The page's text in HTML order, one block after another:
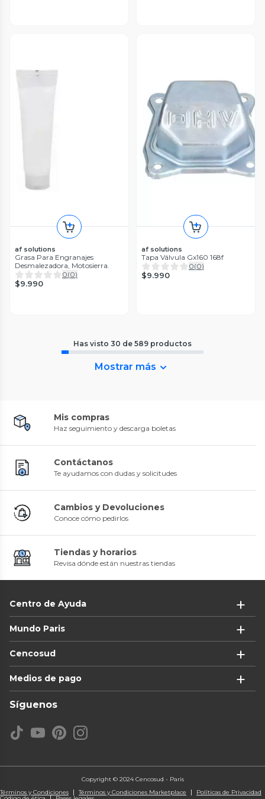
af solutions
Grasa Para Engranajes
Desmalezadora, Motosierra.
0(0)
$9.990
af solutions
Tapa Válvula Gx160 168f
0(0)
$9.990
Has visto 30 de 589 productos
Mostrar más
Mis compras
Haz seguimiento y descarga boletas
Contáctanos
Te ayudamos con dudas y solicitudes
Cambios y Devoluciones
Conoce cómo pedirlos
Tiendas y horarios
Revisa dónde están nuestras tiendas
Centro de Ayuda
Mundo Paris
Cencosud
Medios de pago
Síguenos
Copyright © 2024 Cencosud - Paris
Términos y Condiciones
Términos y Condiciones Marketplace Políticas de Privacidad